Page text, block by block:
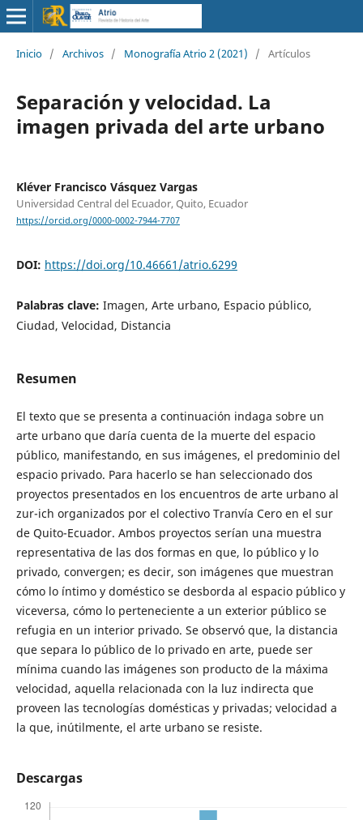
Inicio / Archivos / Monografía Atrio 2 (2021) / Artículos
Separación y velocidad. La
imagen privada del arte urbano
Kléver Francisco Vásquez Vargas
Universidad Central del Ecuador, Quito, Ecuador
https://orcid.org/0000-0002-7944-7707
DOI: https://doi.org/10.46661/atrio.6299
Palabras clave: Imagen, Arte urbano, Espacio público,
Ciudad, Velocidad, Distancia
Resumen
El texto que se presenta a continuación indaga sobre un
arte urbano que daría cuenta de la muerte del espacio
público, manifestando, en sus imágenes, el predominio del
espacio privado. Para hacerlo se han seleccionado dos
proyectos presentados en los encuentros de arte urbano al
zur-ich organizados por el colectivo Tranvía Cero en el sur
de Quito-Ecuador. Ambos proyectos serían una muestra
representativa de las dos formas en que, lo público y lo
privado, convergen; es decir, son imágenes que muestran
cómo lo íntimo y doméstico se desborda al espacio público y
viceversa, cómo lo perteneciente a un exterior público se
refugia en un interior privado. Se observó que, la distancia
que separa lo público de lo privado en arte, puede ser
mínima cuando las imágenes son producto de la máxima
velocidad, aquella relacionada con la luz indirecta que
proveen las tecnologías domésticas y privadas; velocidad a
la que, inútilmente, el arte urbano se resiste.
Descargas